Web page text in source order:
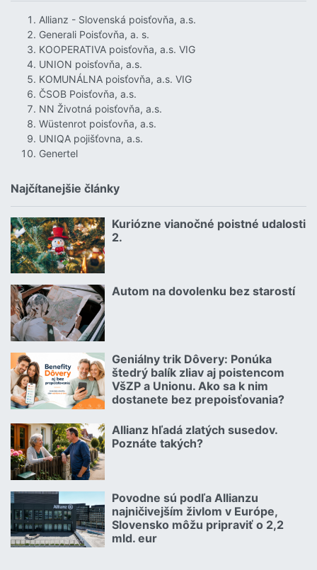
Allianz - Slovenská poisťovňa, a.s.
Generali Poisťovňa, a. s.
KOOPERATIVA poisťovňa, a.s. VIG
UNION poisťovňa, a.s.
KOMUNÁLNA poisťovňa, a.s. VIG
ČSOB Poisťovňa, a.s.
NN Životná poisťovňa, a.s.
Wüstenrot poisťovňa, a.s.
UNIQA pojišťovna, a.s.
Genertel
Najčítanejšie články
Kuriózne vianočné poistné udalosti
2.
18.12.2024 | | redakcia
Autom na dovolenku bez starostí
02.07.2026 |
Geniálny trik Dôvery: Ponúka
štedrý balík zliav aj poistencom
VšZP a Unionu. Ako sa k nim
dostanete bez prepoisťovania?
06.07.2026 | | redakcia
Allianz hľadá zlatých susedov.
Poznáte takých?
08.07.2026 |
Povodne sú podľa Allianzu
najničivejším živlom v Európe,
Slovensko môžu pripraviť o 2,2
mld. eur
23.07.2026 |